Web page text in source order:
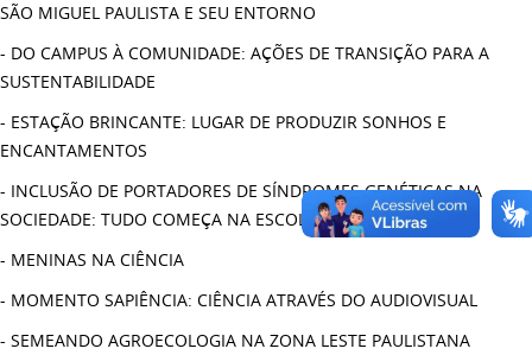
SÃO MIGUEL PAULISTA E SEU ENTORNO
- DO CAMPUS À COMUNIDADE: AÇÕES DE TRANSIÇÃO PARA A
SUSTENTABILIDADE
- ESTAÇÃO BRINCANTE: LUGAR DE PRODUZIR SONHOS E
ENCANTAMENTOS
- INCLUSÃO DE PORTADORES DE SÍNDROMES GENÉTICAS NA
SOCIEDADE: TUDO COMEÇA NA ESCOLA
- MENINAS NA CIÊNCIA
- MOMENTO SAPIÊNCIA: CIÊNCIA ATRAVÉS DO AUDIOVISUAL
- SEMEANDO AGROECOLOGIA NA ZONA LESTE PAULISTANA